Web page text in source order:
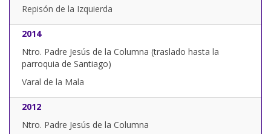
Repisón de la Izquierda
2014
Ntro. Padre Jesús de la Columna (traslado hasta la
parroquia de Santiago)
Varal de la Mala
2012
Ntro. Padre Jesús de la Columna